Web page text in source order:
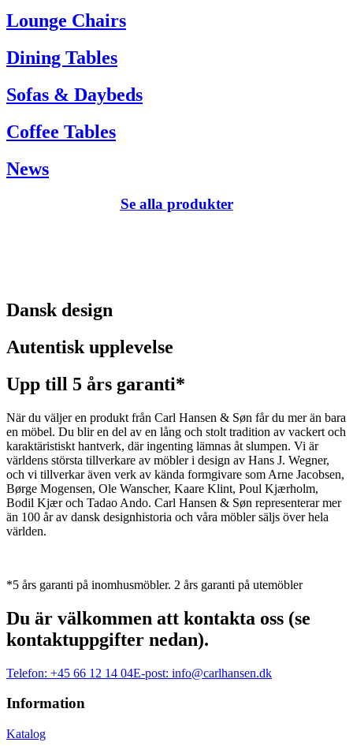
Tel. +45 66 12 14 04
info@carlhansen.dk
Lounge Chairs
Dining Tables
Sofas & Daybeds
Coffee Tables
News
Se alla produkter
Dansk design
Autentisk upplevelse
Upp till 5 års garanti*
När du väljer en produkt från Carl Hansen & Søn får du mer än bara
en möbel. Du blir en del av en lång och stolt tradition av vackert och
karaktäristiskt hantverk, där ingenting lämnas åt slumpen. Vi är
världens största tillverkare av möbler i design av Hans J. Wegner,
och vi tillverkar även verk av kända formgivare som Arne Jacobsen,
Børge Mogensen, Ole Wanscher, Kaare Klint, Poul Kjærholm,
Bodil Kjær och Tadao Ando. Carl Hansen & Søn representerar mer
än 100 år av dansk designhistoria och våra möbler säljs över hela
världen.
*5 års garanti på inomhusmöbler. 2 års garanti på utemöbler
Du är välkommen att kontakta oss (se
kontaktuppgifter nedan).
Telefon: +45 66 12 14 04E-post: info@carlhansen.dk
Information
Katalog